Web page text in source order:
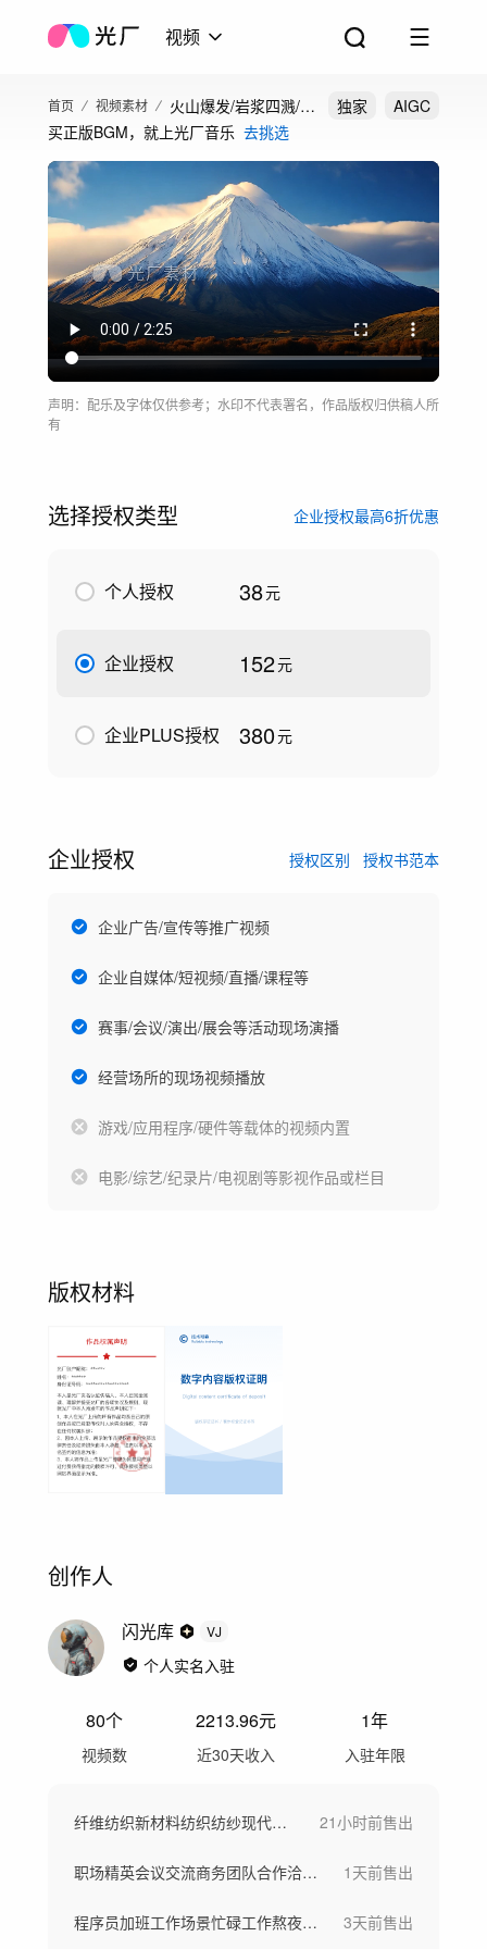
视频
首页 视频素材
火山爆发/岩浆四溅/森
林火灾
独家
AIGC
买正版BGM，就上光厂音乐 去挑选
声明：配乐及字体仅供参考；水印不代表署名，作品版权归供稿人所
有
选择授权类型 企业授权最高6折优惠
个人授权 38元
企业授权 152元
企业PLUS授权 380元
企业授权 授权区别 授权书范本
企业广告/宣传等推广视频
企业自媒体/短视频/直播/课程等
赛事/会议/演出/展会等活动现场演播
经营场所的现场视频播放
游戏/应用程序/硬件等载体的视频内置
电影/综艺/纪录片/电视剧等影视作品或栏目
版权材料
创作人
闪光库 VJ
个人实名入驻
80个
视频数
2213.96元
近30天收入
1年
入驻年限
纤维纺织新材料纺织纺纱现代工业车间工厂 21小时前售出
职场精英会议交流商务团队合作洽谈团队欢呼 1天前售出
程序员加班工作场景忙碌工作熬夜写代码 3天前售出